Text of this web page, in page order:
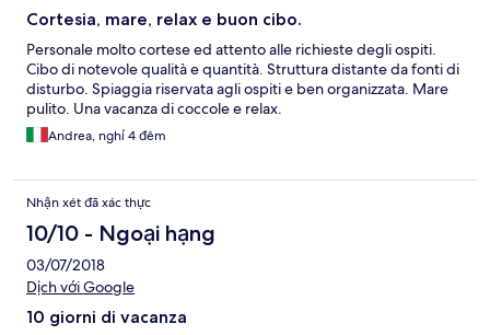
Cortesia, mare, relax e buon cibo.
Personale molto cortese ed attento alle richieste degli ospiti.
Cibo di notevole qualità e quantità. Struttura distante da fonti di
disturbo. Spiaggia riservata agli ospiti e ben organizzata. Mare
pulito. Una vacanza di coccole e relax.
Andrea, nghỉ 4 đêm
Nhận xét đã xác thực
10/10 - Ngoại hạng
03/07/2018
Dịch với Google
10 giorni di vacanza